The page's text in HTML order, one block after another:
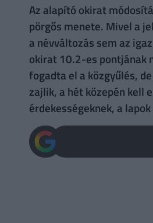
Az alapító okirat
pörgős menete. Mivel a
a névváltozás sem az
okirat 10.2-es pontjának
fogadta el a közgyűlés,
zajlik, a hét közepén kell
érdekességeknek, a